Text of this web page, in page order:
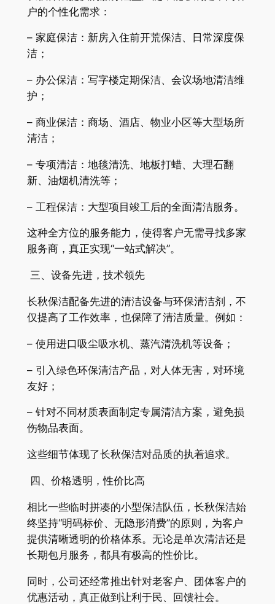
户的个性化需求：
– 家庭保洁：新房入住前开荒保洁、日常深度保
洁；
– 办公保洁：写字楼定期保洁、会议场地清洁维
护；
– 商业保洁：商场、酒店、物业小区等大型场所
清洁；
– 专项清洁：地毯清洗、地板打蜡、大理石翻
新、油烟机清洗等；
– 工程保洁：大型项目竣工后的全面清洁服务。
这种全方位的服务能力，使得客户无需寻找多家
服务商，真正实现“一站式解决”。
三、设备先进，技术领先
长秋保洁配备先进的清洁设备与环保清洁剂，不
仅提高了工作效率，也保障了清洁质量。例如：
– 使用进口吸尘吸水机、蒸汽清洗机等设备；
– 引入绿色环保清洁产品，对人体无害，对环境
友好；
– 针对不同材质表面制定专属清洁方案，避免损
伤物品表面。
这些细节体现了长秋保洁对品质的执着追求。
四、价格透明，性价比高
相比一些临时拼凑的小型保洁队伍，长秋保洁始
终坚持“明码标价、无隐形消费”的原则，为客户
提供清晰透明的价格体系。无论是单次清洁还是
长期包月服务，都具有极高的性价比。
同时，公司还经常推出针对老客户、团体客户的
优惠活动，真正做到让利于民、回馈社会。